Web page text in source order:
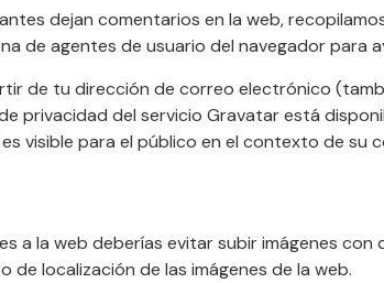
dejan comentarios en la web,
de agentes de usuario del navegador para
de tu dirección de correo electrónico
privacidad del servicio Gravatar está
visible para el público en el contexto de su
a la web deberías evitar subir imágenes
localización de las imágenes de la web.